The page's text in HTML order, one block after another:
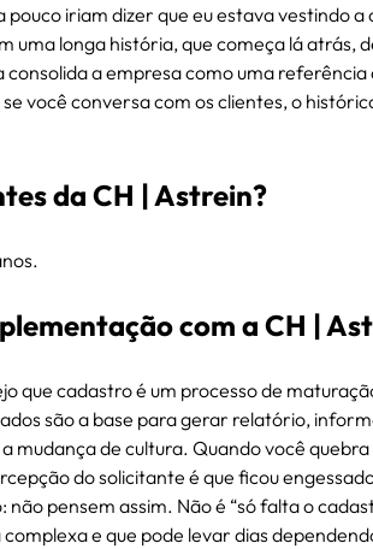
pouco iriam dizer que eu estava vestindo a
uma longa história, que começa lá atrás,
a empresa como uma referência
você conversa com os clientes, o
da CH | Astrein?
com a CH |
que cadastro é um processo de
são a base para gerar relatório,
mudança de cultura. Quando você quebra
do solicitante é que ficou
pensem assim. Não é “só falta o
e que pode levar dias